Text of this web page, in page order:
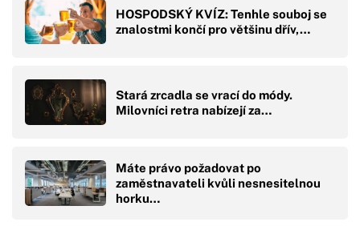
HOSPODSKÝ KVÍZ: Tenhle souboj se
znalostmi končí pro většinu dřív,…
Stará zrcadla se vrací do módy.
Milovníci retra nabízejí za…
Máte právo požadovat po
zaměstnavateli kvůli nesnesitelnou
horku…